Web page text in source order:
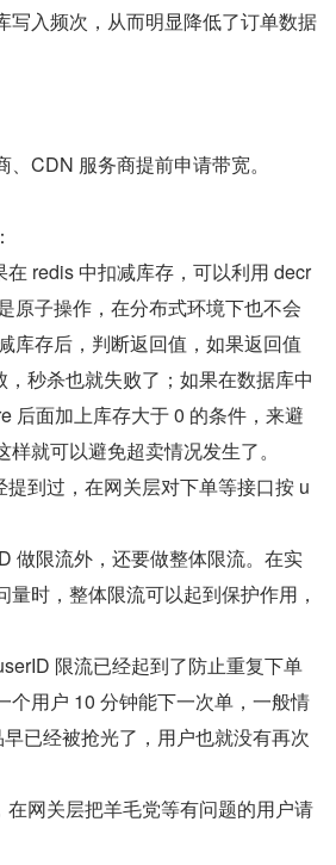
写入频次，从而明显降低了订单数据
CDN 服务商提前申请带宽。
redis 中扣减库存，可以利用 decr
原子操作，在分布式环境下也不会
库存后，判断返回值，如果返回值
秒杀也就失败了；如果在数据库中
后面加上库存大于 0 的条件，来避
就可以避免超卖情况发生了。
到过，在网关层对下单等接口按 u
做限流外，还要做整体限流。在实
量时，整体限流可以起到保护作用，
限流已经起到了防止重复下单
个用户 10 分钟能下一次单，一般情
已经被抢光了，用户也就没有再次
网关层把羊毛党等有问题的用户请